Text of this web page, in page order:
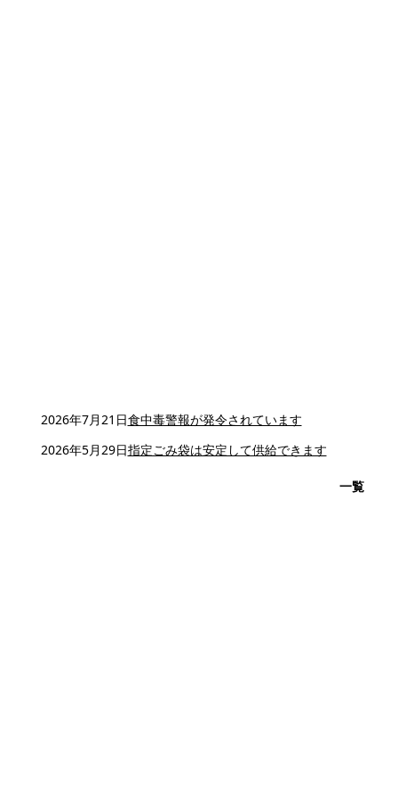
2026年7月21日食中毒警報が発令されています
2026年5月29日指定ごみ袋は安定して供給できます
一覧